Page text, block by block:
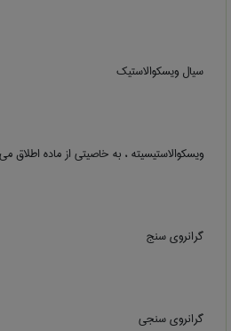
سیال ویسکوالاستیک
ویسکوالاستیسیته ، به خاصیتی از ماده
گرانروی سنج
گرانروی سنجی